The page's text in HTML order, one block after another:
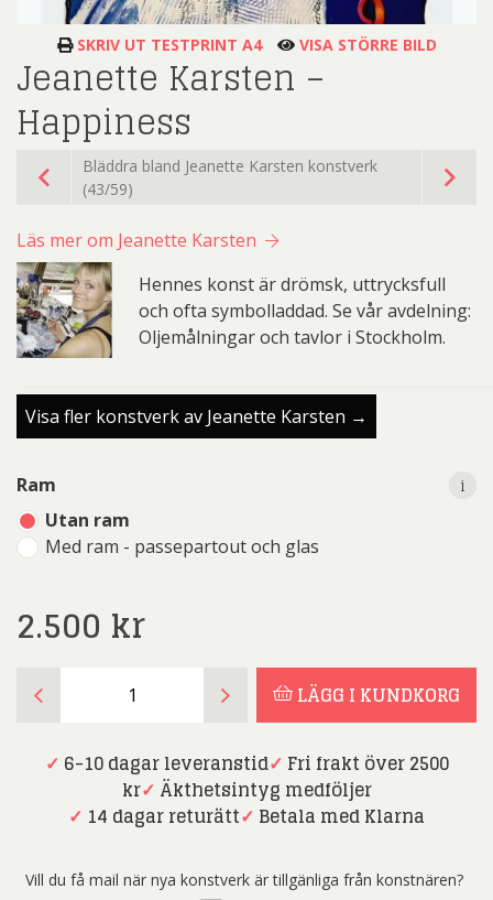
SKRIV UT TESTPRINT A4 VISA STÖRRE BILD
Jeanette Karsten –
Happiness
Bläddra bland Jeanette Karsten konstverk
(43/59)
Läs mer om Jeanette Karsten
Hennes konst är drömsk, uttrycksfull
och ofta symbolladdad. Se vår avdelning:
Oljemålningar och tavlor i Stockholm.
Visa fler konstverk av Jeanette Karsten →
Ram
Utan ram
Med ram - passepartout och glas
i
2.500 kr
i
Karsten
Happiness
LÄGG I KUNDKORG
✓ 6-10 dagar leveranstid✓ Fri frakt över 2500
kr✓ Äkthetsintyg medföljer
✓ 14 dagar returätt✓ Betala med Klarna
Vill du få mail när nya konstverk är tillgänliga från konstnären?